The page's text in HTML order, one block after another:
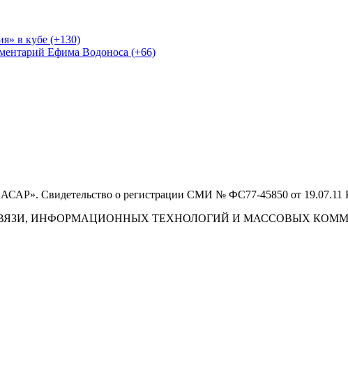
в кубе (+130)
Ефима Водоноса (+66)
Свидетельство о регистрации СМИ № ФС77-45850 от
ИНФОРМАЦИОННЫХ ТЕХНОЛОГИЙ И МАССОВЫХ